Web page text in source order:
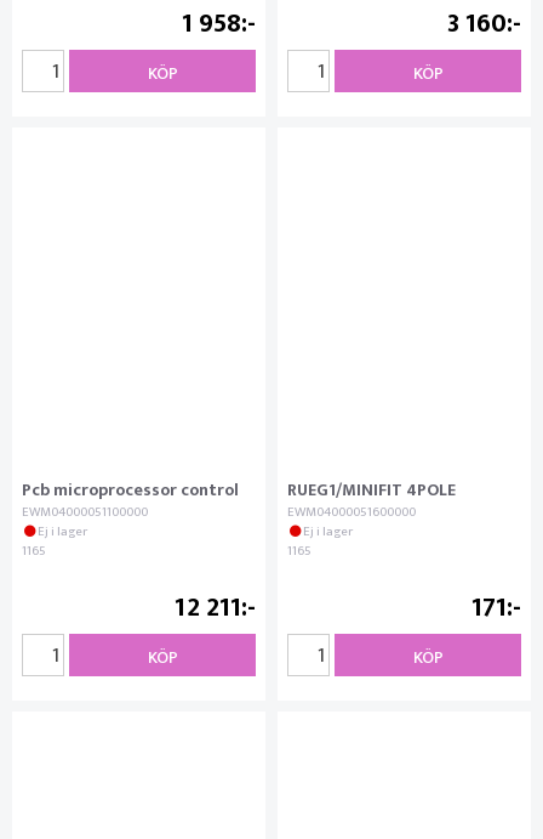
1 958
KÖP
3 160
KÖP
Pcb microprocessor control
EWM04000051100000
Ej i lager
1165
12 211
KÖP
RUEG1/MINIFIT 4POLE
EWM04000051600000
Ej i lager
1165
171
KÖP